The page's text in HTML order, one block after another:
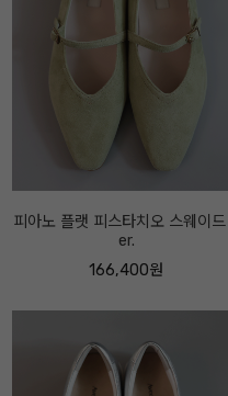
스터드 램스킨 플랫 - 엣지 쏘 나이
스!_